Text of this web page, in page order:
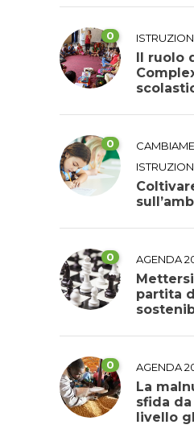
0
Il ruolo
0
0 AGENDA
partita
0 AGENDA
La
sfida
livello